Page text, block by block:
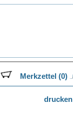
Merkzettel (0)
drucken